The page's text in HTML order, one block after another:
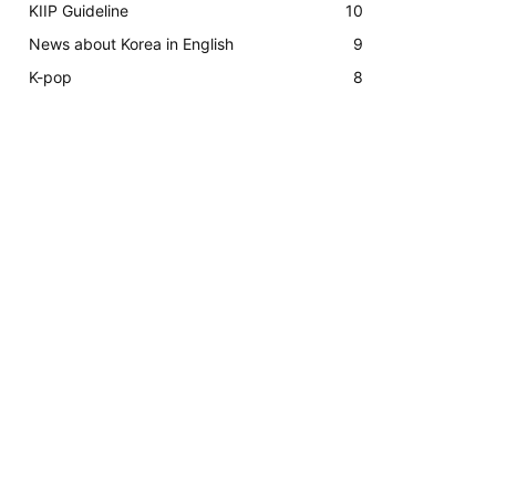
KIIP Guideline
10
News about Korea in English
9
K-pop
8